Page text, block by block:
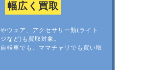
幅広く買取
ウェア、アクセサリー類(ライト
など)も買取対象。
転車でも、ママチャリでも買い取